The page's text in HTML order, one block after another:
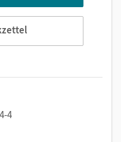
4